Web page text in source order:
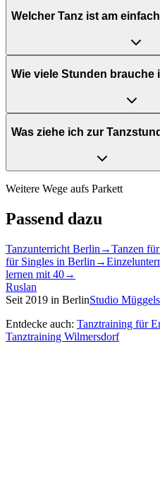
Welcher Tanz ist am
Wie viele Stunden brauche
Was ziehe ich zur
Weitere Wege aufs Parkett
Passend dazu
Tanzunterricht Berlin →Tanzen
für Singles in Berlin →
lernen mit 40→
Ruslan
Seit 2019 in BerlinStudio
Entdecke auch: Tanztraining für
Tanztraining Wilmersdorf